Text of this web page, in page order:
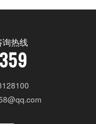
询热线